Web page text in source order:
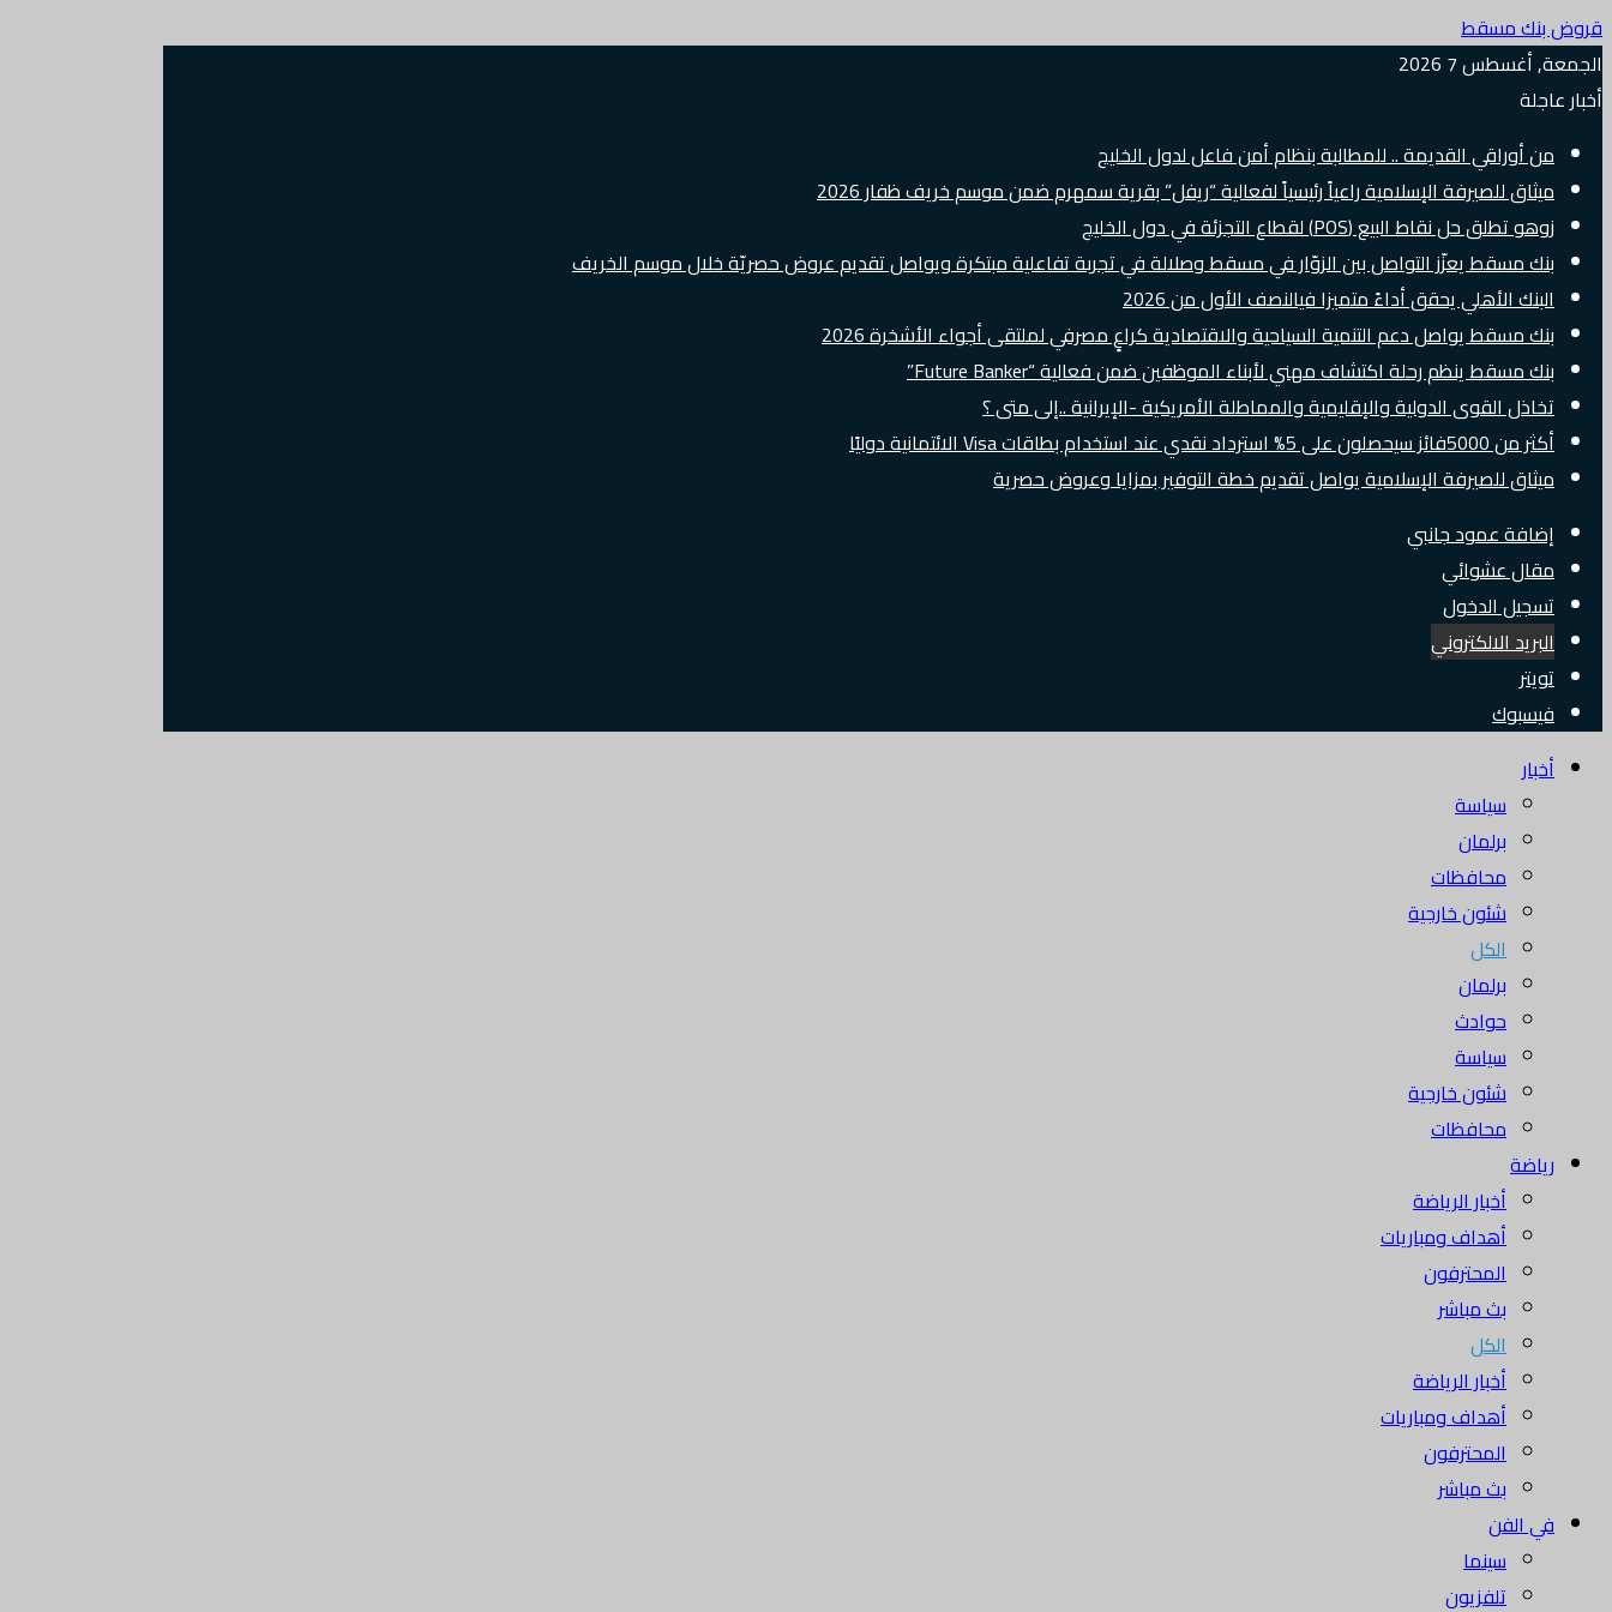
قروض بنك مسقط
الجمعة, أغسطس 7 2026
أخبار عاجلة
من أوراقي القديمة .. للمطالبة بنظام أمن فاعل لدول الخليج
ميثاق للصيرفة الإسلامية راعياً رئيسياً لفعالية “ريفل” بقرية سمهرم ضمن موسم خريف ظفار 2026
زوهو تطلق حل نقاط البيع (POS) لقطاع التجزئة في دول الخليج
بنك مسقط يعزّز التواصل بين الزوّار في مسقط وصلالة في تجربة تفاعلية مبتكرة ويواصل تقديم عروض حصريّة خلال موسم الخريف
البنك الأهلي يحقق أداءً متميزا فيالنصف الأول من 2026
بنك مسقط يواصل دعم التنمية السياحية والاقتصادية كراعٍ مصرفي لملتقى أجواء الأشخرة 2026
بنك مسقط ينظم رحلة اكتشاف مهني لأبناء الموظفين ضمن فعالية “Future Banker”
تخاذل القوى الدولية والإقليمية والمماطلة الأمريكية -الإيرانية ..إلى متى ؟
أكثر من 5000فائز سيحصلون على 5% استرداد نقدي عند استخدام بطاقات Visa الائتمانية دوليًا
ميثاق للصيرفة الإسلامية يواصل تقديم خطة التوفير بمزايا وعروض حصرية
إضافة عمود جانبي
مقال عشوائي
تسجيل الدخول
البريد الالكتروني
تويتر
فيسبوك
أخبار
سياسة
برلمان
محافظات
شئون خارجية
الكل
برلمان
حوادث
سياسة
شئون خارجية
محافظات
رياضة
أخبار الرياضة
أهداف ومباريات
المحترفون
بث مباشر
الكل
أخبار الرياضة
أهداف ومباريات
المحترفون
بث مباشر
في الفن
سينما
تلفزيون